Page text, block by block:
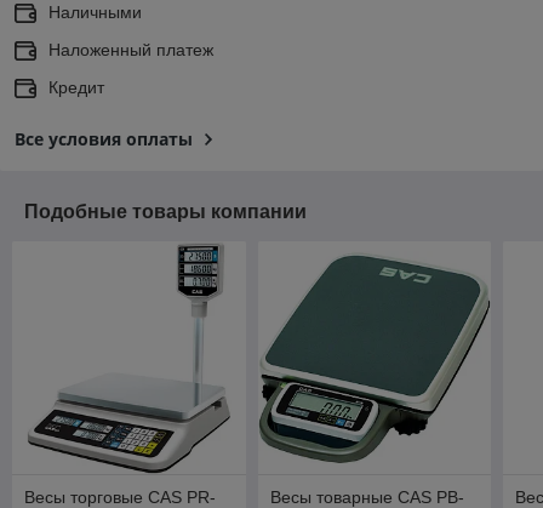
Наличными
Наложенный платеж
Кредит
Все условия оплаты
Подобные товары компании
Весы торговые CAS PR-
Весы товарные CAS PB-